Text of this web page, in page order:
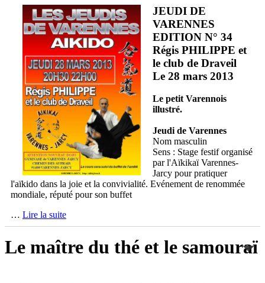
JEUDI DE
VARENNES
EDITION N° 34
Régis PHILIPPE et
le club de Draveil
Le 28 mars 2013
Le petit Varennois
illustré.
Jeudi de Varennes
Nom masculin
Sens : Stage festif organisé
par l'Aïkikaï Varennes-
Jarcy pour pratiquer
l'aïkido dans la joie et la convivialité. Evénement de renommée
mondiale, réputé pour son buffet
… Lire la suite
Le maître du thé et le samouraï